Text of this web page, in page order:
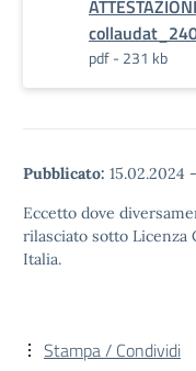
pdf - 231 kb
Pubblicato: 15.02.2024 -
Eccetto dove
rilasciato sotto Licenza
Italia.
Stampa / Condividi